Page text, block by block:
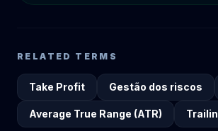
RELATED TERMS
Take Profit Gestão dos riscos
Average True Range (ATR)